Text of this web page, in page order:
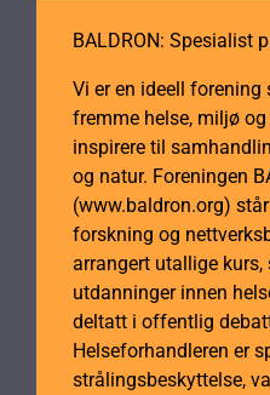
BALDRON: Spesialist
Vi er en ideell
fremme helse, miljø
inspirere til
og natur. Foreningen
(www.baldron.org)
forskning og
arrangert utallige kurs,
utdanninger innen
deltatt i offentlig
Helseforhandleren er
strålingsbeskyttelse,